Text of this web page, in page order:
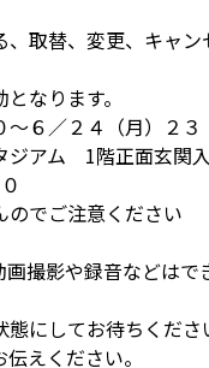
取替、変更、キャン
なります。
～６／２４（月）２３
ジアム 1階正面玄関
でご注意ください
撮影や録音などはで
にしてお待ちくださ
えください。